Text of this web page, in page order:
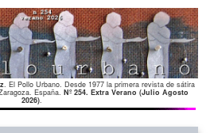
. El Pollo Urbano. Desde 1977 la primera revista de sátira
España. Nº 254. Extra Verano (Julio Agosto
2026).